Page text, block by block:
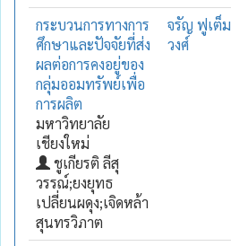
กระบวนการทางการ
ศึกษาและปัจจัยที่ส่ง
ผลต่อการคงอยู่ของ
กลุ่มออมทรัพย์เพื่อ
การผลิต
มหาวิทยาลัย
เชียงใหม่
ชูเกียรติ ลีสุ
วรรณ์;ยงยุทธ
เปลี่ยนผดุง;เจิดหล้า
สุนทรวิภาต
จรัญ ฟูเต็ม
วงศ์